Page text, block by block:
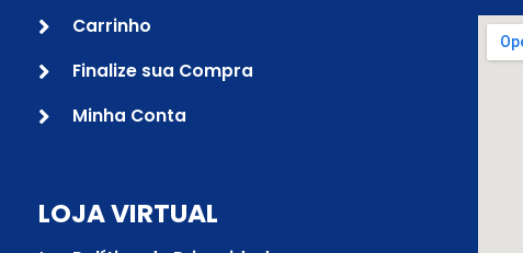
Carrinho
Finalize sua Compra
Minha Conta
LOJA VIRTUAL